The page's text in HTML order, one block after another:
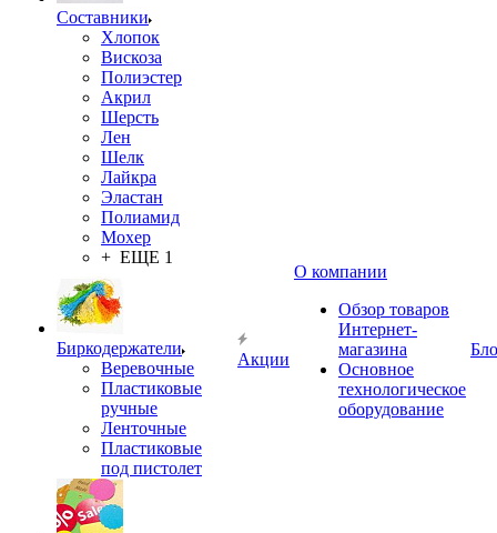
Составники
Хлопок
Вискоза
Полиэстер
Акрил
Шерсть
Лен
Шелк
Лайкра
Эластан
Полиамид
Мохер
+ ЕЩЕ 1
Биркодержатели
Веревочные
Пластиковые
ручные
Ленточные
Пластиковые
под пистолет
Акции
О компании
Обзор товаров
Интернет-
магазина
Основное
технологическое
оборудование